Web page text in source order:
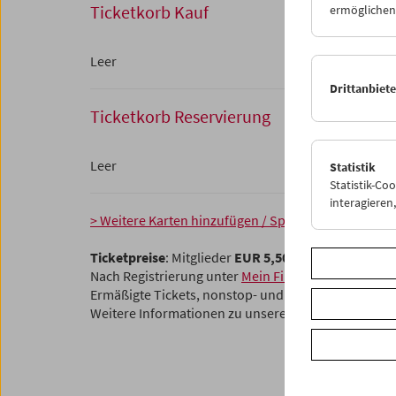
Ticketkorb Kauf
Leer
Ticketkorb Reservierung
Leer
> Weitere Karten hinzufügen / Spielplan
Ticketpreise: Mitglieder EUR 5,50
Nach Registrierung unter Mein Filmmuseum
Ermäßigte Tickets, nonstop- und weitere
Weitere Informationen zu unseren Tickets und
Statistik
Statistik-